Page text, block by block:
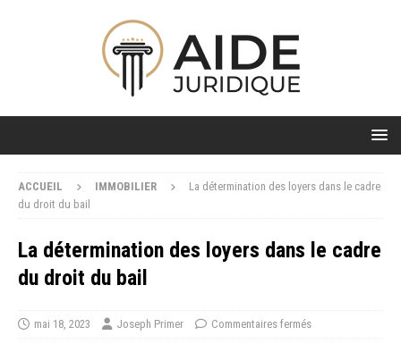
ACCUEIL IMMOBILIER
La détermination des loyers dans le cadre
du droit du bail
La détermination des loyers dans le cadre
du droit du bail
mai 18, 2023 Joseph Primer Commentaires fermés